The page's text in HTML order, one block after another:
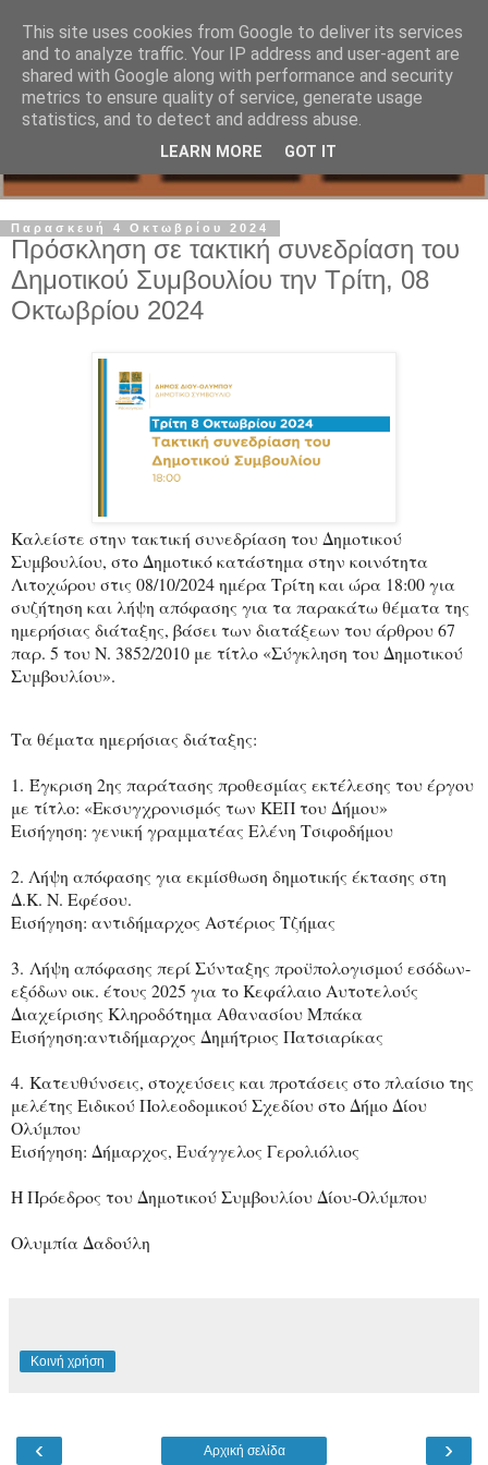
Παρασκευή 4 Οκτωβρίου 2024
Πρόσκληση σε τακτική συνεδρίαση του
Δημοτικού Συμβουλίου την Τρίτη, 08
Οκτωβρίου 2024
Καλείστε στην τακτική συνεδρίαση του Δημοτικού
Συμβουλίου, στο Δημοτικό κατάστημα στην κοινότητα
Λιτοχώρου στις 08/10/2024 ημέρα Τρίτη και ώρα 18:00 για
συζήτηση και λήψη απόφασης για τα παρακάτω θέματα της
ημερήσιας διάταξης, βάσει των διατάξεων του άρθρου 67
παρ. 5 του Ν. 3852/2010 με τίτλο «Σύγκληση του Δημοτικού
Συμβουλίου».
Τα θέματα ημερήσιας διάταξης:
1. Έγκριση 2ης παράτασης προθεσμίας εκτέλεσης του έργου
με τίτλο: «Εκσυγχρονισμός των ΚΕΠ του Δήμου»
Εισήγηση: γενική γραμματέας Ελένη Τσιφοδήμου
2. Λήψη απόφασης για εκμίσθωση δημοτικής έκτασης στη
Δ.Κ. Ν. Εφέσου.
Εισήγηση: αντιδήμαρχος Αστέριος Τζήμας
3. Λήψη απόφασης περί Σύνταξης προϋπολογισμού εσόδων-
εξόδων οικ. έτους 2025 για το Κεφάλαιο Αυτοτελούς
Διαχείρισης Κληροδότημα Αθανασίου Μπάκα
Εισήγηση:αντιδήμαρχος Δημήτριος Πατσιαρίκας
4. Κατευθύνσεις, στοχεύσεις και προτάσεις στο πλαίσιο της
μελέτης Ειδικού Πολεοδομικού Σχεδίου στο Δήμο Δίου
Ολύμπου
Εισήγηση: Δήμαρχος, Ευάγγελος Γερολιόλιος
Η Πρόεδρος του Δημοτικού Συμβουλίου Δίου-Ολύμπου
Ολυμπία Δαδούλη
Κοινή χρήση
‹ ›
Αρχική σελίδα
This site uses cookies from Google to deliver its services
and to analyze traffic. Your IP address and user-agent are
shared with Google along with performance and security
metrics to ensure quality of service, generate usage
statistics, and to detect and address abuse.
LEARN MORE GOT IT